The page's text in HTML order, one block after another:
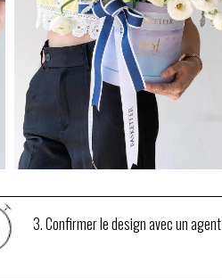
3. Confirmer le design avec un agent